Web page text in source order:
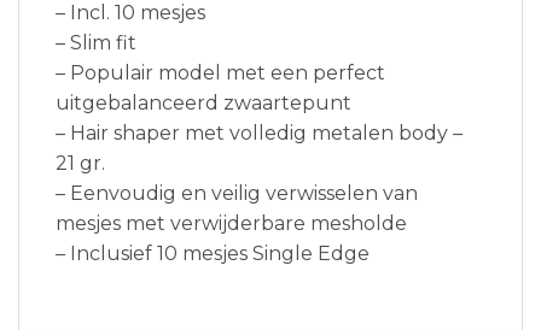
– Incl. 10 mesjes
– Slim fit
– Populair model met een perfect
uitgebalanceerd zwaartepunt
– Hair shaper met volledig metalen body –
21 gr.
– Eenvoudig en veilig verwisselen van
mesjes met verwijderbare mesholde
– Inclusief 10 mesjes Single Edge